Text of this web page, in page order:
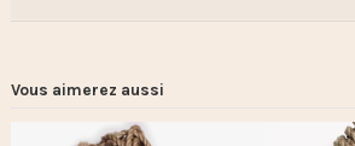
Vous aimerez aussi